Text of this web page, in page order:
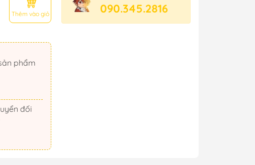
Thêm vào giỏ 090.345.2816